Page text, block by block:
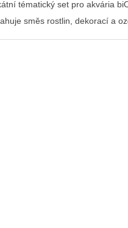
tématický set pro akvária
směs rostlin, dekorací a